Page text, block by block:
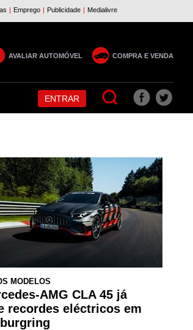
AVALIAR AUTOMÓVEL COMPRA E VENDA
ENTRAR
MODELOS
AMG CLA 45 já
recordes eléctricos em